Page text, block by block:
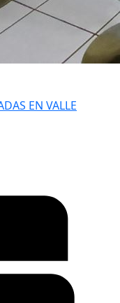
EN VALLE